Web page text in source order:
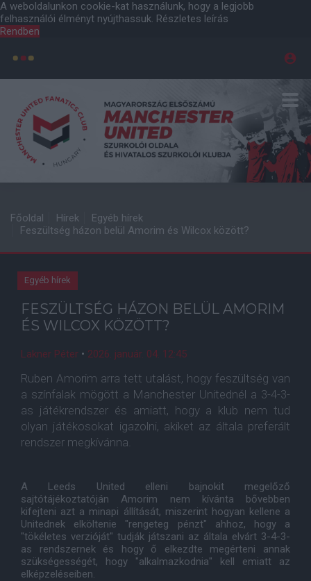
A weboldalunkon cookie-kat használunk, hogy a legjobb
felhasználói élményt nyújthassuk. Részletes leírás
Rendben
Főoldal Hírek
Egyéb hírek
Feszültség házon belül Amorim és Wilcox között?
Egyéb hírek
FESZÜLTSÉG HÁZON BELÜL AMORIM
ÉS WILCOX KÖZÖTT?
Lakner Péter • 2026. január. 04. 12:45
Ruben Amorim arra tett utalást, hogy feszültség van
a színfalak mögött a Manchester Unitednél a 3-4-3-
as játékrendszer és amiatt, hogy a klub nem tud
olyan játékosokat igazolni, akiket az általa preferált
rendszer megkívánna.
A Leeds United elleni bajnokit megelőző
sajtótájékoztatóján Amorim nem kívánta bővebben
kifejteni azt a minapi állítását, miszerint hogyan kellene a
Unitednek elköltenie "rengeteg pénzt" ahhoz, hogy a
"tökéletes verzióját" tudják játszani az általa elvárt 3-4-3-
as rendszernek és hogy ő elkezdte megérteni annak
szükségességét, hogy "alkalmazkodnia" kell emiatt az
elképzeléseiben.